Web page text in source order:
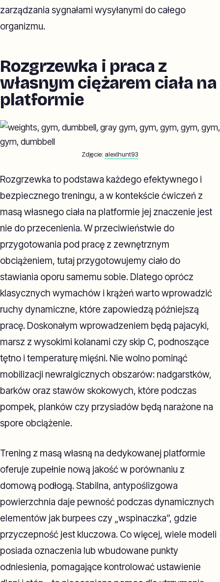
zarządzania sygnałami wysyłanymi do całego
organizmu.
Rozgrzewka i praca z
własnym ciężarem ciała na
platformie
Zdjęcie: alexlhunt93
Rozgrzewka to podstawa każdego efektywnego i
bezpiecznego treningu, a w kontekście ćwiczeń z
masą własnego ciała na platformie jej znaczenie jest
nie do przecenienia. W przeciwieństwie do
przygotowania pod pracę z zewnętrznym
obciążeniem, tutaj przygotowujemy ciało do
stawiania oporu samemu sobie. Dlatego oprócz
klasycznych wymachów i krążeń warto wprowadzić
ruchy dynamiczne, które zapowiedzą późniejszą
pracę. Doskonałym wprowadzeniem będą pajacyki,
marsz z wysokimi kolanami czy skip C, podnoszące
tętno i temperaturę mięśni. Nie wolno pominąć
mobilizacji newralgicznych obszarów: nadgarstków,
barków oraz stawów skokowych, które podczas
pompek, planków czy przysiadów będą narażone na
spore obciążenie.
Trening z masą własną na dedykowanej platformie
oferuje zupełnie nową jakość w porównaniu z
domową podłogą. Stabilna, antypoślizgowa
powierzchnia daje pewność podczas dynamicznych
elementów jak burpees czy „wspinaczka”, gdzie
przyczepność jest kluczowa. Co więcej, wiele modeli
posiada oznaczenia lub wbudowane punkty
odniesienia, pomagające kontrolować ustawienie